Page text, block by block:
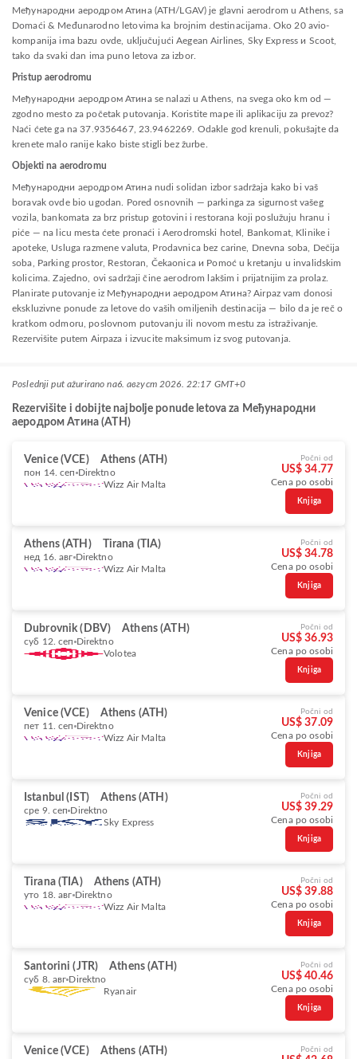
Међународни аеродром Атина (ATH/LGAV) je glavni aerodrom u Athens, sa
Domaći & Međunarodno letovima ka brojnim destinacijama. Oko 20 avio-
kompanija ima bazu ovde, uključujući Aegean Airlines, Sky Express и Scoot,
tako da svaki dan ima puno letova za izbor.
Pristup aerodromu
Међународни аеродром Атина se nalazi u Athens, na svega oko km od —
zgodno mesto za početak putovanja. Koristite mape ili aplikaciju za prevoz?
Naći ćete ga na 37.9356467, 23.9462269. Odakle god krenuli, pokušajte da
krenete malo ranije kako biste stigli bez žurbe.
Objekti na aerodromu
Међународни аеродром Атина nudi solidan izbor sadržaja kako bi vaš
boravak ovde bio ugodan. Pored osnovnih — parkinga za sigurnost vašeg
vozila, bankomata za brz pristup gotovini i restorana koji poslužuju hranu i
piće — na licu mesta ćete pronaći i Aerodromski hotel, Bankomat, Klinike i
apoteke, Usluga razmene valuta, Prodavnica bez carine, Dnevna soba, Dečija
soba, Parking prostor, Restoran, Čekaonica и Pomoć u kretanju u invalidskim
kolicima. Zajedno, ovi sadržaji čine aerodrom lakšim i prijatnijim za prolaz.
Planirate putovanje iz Међународни аеродром Атина? Airpaz vam donosi
ekskluzivne ponude za letove do vaših omiljenih destinacija — bilo da je reč o
kratkom odmoru, poslovnom putovanju ili novom mestu za istraživanje.
Rezervišite putem Airpaza i izvucite maksimum iz svog putovanja.
Poslednji put ažurirano na6. август 2026. 22:17 GMT+0
Rezervišite i dobijte najbolje ponude letova za Међународни
аеродром Атина (ATH)
Venice (VCE) Athens (ATH)
пон 14. сеп Direktno
Wizz Air Malta
Počni od
US$ 34.77
Cena po osobi
Knjiga
Athens (ATH) Tirana (TIA)
нед 16. авг Direktno
Wizz Air Malta
Počni od
US$ 34.78
Cena po osobi
Knjiga
Dubrovnik (DBV) Athens (ATH)
суб 12. сеп Direktno
Volotea
Počni od
US$ 36.93
Cena po osobi
Knjiga
Venice (VCE) Athens (ATH)
пет 11. сеп Direktno
Wizz Air Malta
Počni od
US$ 37.09
Cena po osobi
Knjiga
Istanbul (IST) Athens (ATH)
сре 9. сеп Direktno
Sky Express
Počni od
US$ 39.29
Cena po osobi
Knjiga
Tirana (TIA) Athens (ATH)
уто 18. авг Direktno
Wizz Air Malta
Počni od
US$ 39.88
Cena po osobi
Knjiga
Santorini (JTR) Athens (ATH)
суб 8. авг Direktno
Ryanair
Počni od
US$ 40.46
Cena po osobi
Knjiga
Venice (VCE) Athens (ATH) Počni od